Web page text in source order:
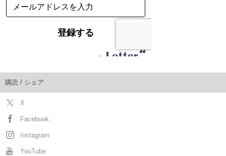
購読 / シェア
X
Facebook
Instagram
YouTube